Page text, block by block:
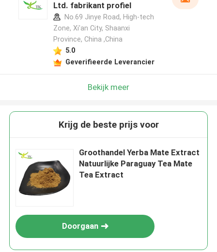
Ltd. fabrikant profiel
No.69 Jinye Road, High-tech
Zone, Xi'an City, Shaanxi
Province, China ,China
5.0
Geverifieerde Leverancier
Bekijk meer
Krijg de beste prijs voor
Groothandel Yerba Mate Extract
Natuurlijke Paraguay Tea Mate
Tea Extract
Doorgaan